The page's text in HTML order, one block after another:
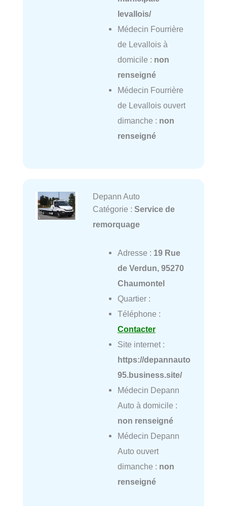
levallois/
Médecin Fourrière
de Levallois à
domicile : non
renseigné
Médecin Fourrière
de Levallois ouvert
dimanche : non
renseigné
Depann Auto
Catégorie : Service de
remorquage
Adresse : 19 Rue
de Verdun, 95270
Chaumontel
Quartier :
Téléphone :
Contacter
Site internet :
https://depannauto
95.business.site/
Médecin Depann
Auto à domicile :
non renseigné
Médecin Depann
Auto ouvert
dimanche : non
renseigné